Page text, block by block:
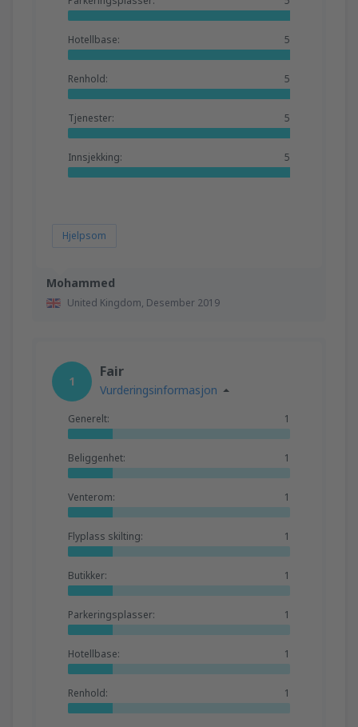
Mohammed
United Kingdom, Desember 2019
Hotellbase: 5
Renhold: 5
Tjenester: 5
Innsjekking: 5
Hjelpsom
1
Fair
Vurderingsinformasjon
Generelt: 1
Beliggenhet: 1
Venterom: 1
Flyplass skilting: 1
Butikker: 1
Parkeringsplasser: 1
Hotellbase: 1
Renhold: 1